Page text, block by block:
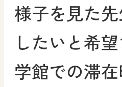
様子を見た
したいと希
学館での滞